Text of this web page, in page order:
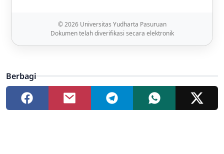
© 2026 Universitas Yudharta Pasuruan
Dokumen telah diverifikasi secara elektronik
Berbagi